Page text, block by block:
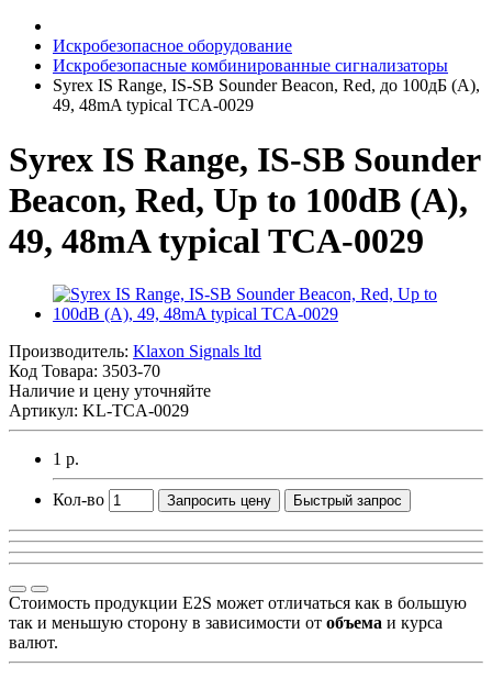
Искробезопасное оборудование
Искробезопасные комбинированные сигнализаторы
Syrex IS Range, IS-SB Sounder Beacon, Red, до 100дБ (A),
49, 48mA typical TCA-0029
Syrex IS Range, IS-SB Sounder
Beacon, Red, Up to 100dB (A),
49, 48mA typical TCA-0029
Производитель: Klaxon Signals ltd
Код Товара: 3503-70
Наличие и цену уточняйте
Артикул: KL-TCA-0029
1 р.
Кол-во Запросить цену Быстрый запрос
Стоимость продукции E2S может отличаться как в большую
так и меньшую сторону в зависимости от объема и курса
валют.